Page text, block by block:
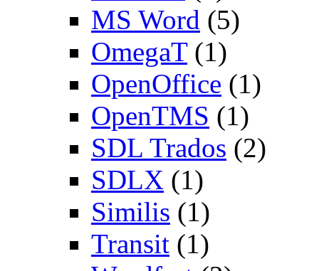
MS Word (5)
OmegaT(1)
OpenOffice (1)
OpenTMS (1)
SDL Trados (2)
SDLX (1)
Similis (1)
Transit (1)